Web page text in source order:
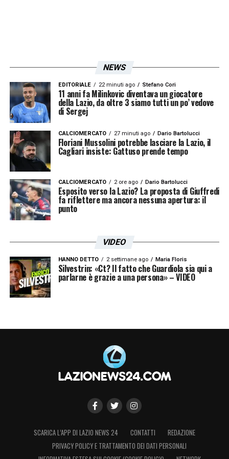
Un post condiviso da S.S. Lazio (@official_sslazio)
LA PLAYLIST DELLE NOSTRE TOP NEWS
NEWS
EDITORIALE 22 minuti ago Stefano Cori
11 anni fa Milinkovic diventava un giocatore
della Lazio, da oltre 3 siamo tutti un po’ vedove
di Sergej
CALCIOMERCATO 27 minuti ago Dario Bartolucci
Floriani Mussolini potrebbe lasciare la Lazio, il
Cagliari insiste: Gattuso prende tempo
CALCIOMERCATO 2 ore ago Dario Bartolucci
Esposito verso la Lazio? La proposta di Giuffredi
fa riflettere ma ancora nessuna apertura: il
punto
VIDEO
HANNO DETTO 2 settimane ago Maria Floris
Silvestrin: «Ct? Il fatto che Guardiola sia qui a
parlarne è grazie a una persona» – VIDEO
SCARICA L’APP DI LAZIO NEWS 24 CONTATTI
REDAZIONE
PRIVACY POLICY E TRATTAMENTO DEI DATI PERSONALI